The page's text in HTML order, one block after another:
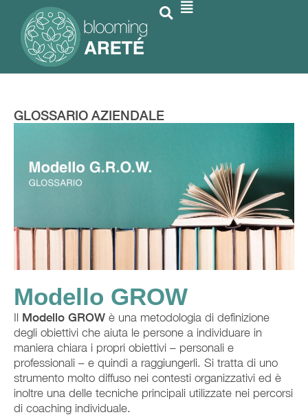
GLOSSARIO AZIENDALE
Modello GROW
Il Modello GROW è una metodologia di definizione
degli obiettivi che aiuta le persone a individuare in
maniera chiara i propri obiettivi – personali e
professionali – e quindi a raggiungerli. Si tratta di uno
strumento molto diffuso nei contesti organizzativi ed è
inoltre una delle tecniche principali utilizzate nei percorsi
di coaching individuale.